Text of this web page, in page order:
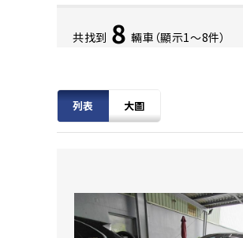
共找到 8 輛車（顯示1〜8件）
列表 大圖